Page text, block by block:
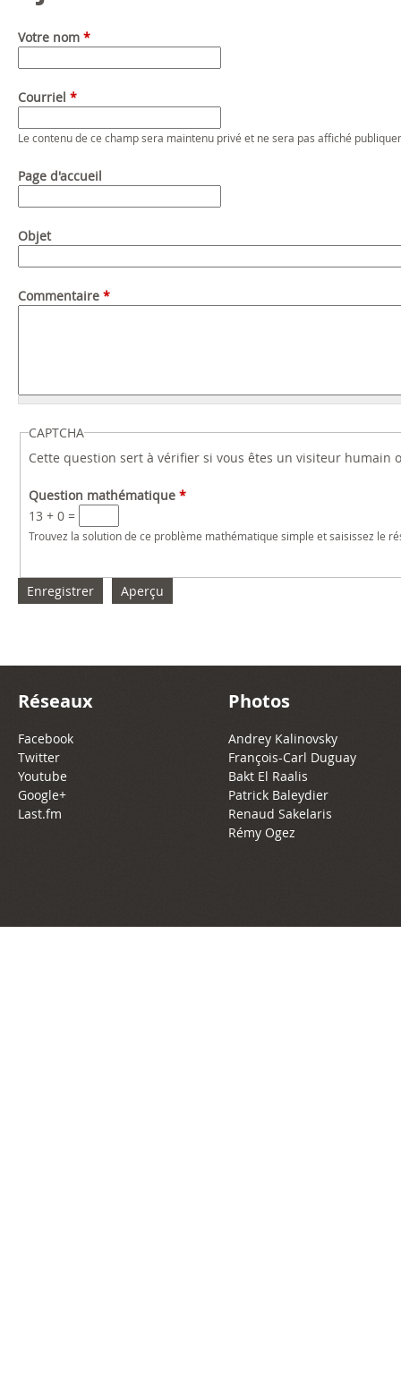
Votre nom *
Courriel *
Le contenu de ce champ sera maintenu privé et ne sera pas affiché
Page d'accueil
Objet
Commentaire *
CAPTCHA
Cette question sert à vérifier si vous êtes un visiteur
Question mathématique *
13 + 0 =
Trouvez la solution de ce problème mathématique simple et saisissez le
Réseaux
Facebook
Twitter
Youtube
Google+
Last.fm
Photos
Andrey Kalinovsky
François-Carl Duguay
Bakt El Raalis
Patrick Baleydier
Renaud Sakelaris
Rémy Ogez